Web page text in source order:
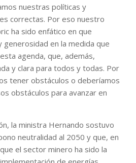
nuestras políticas y
correctas. Por eso nuestro
ha sido enfático en que
generosidad en la medida que
agenda, que, además,
y clara para todos y todas. Por
tener obstáculos o deberíamos
obstáculos para avanzar en
la ministra Hernando sostuvo
neutralidad al 2050 y que, en
el sector minero ha sido la